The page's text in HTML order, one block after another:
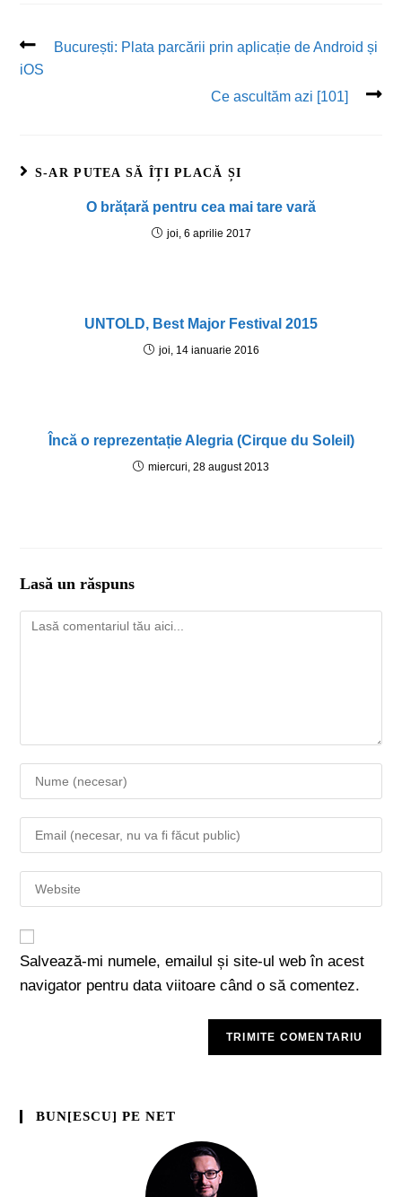
București: Plata parcării prin aplicație de Android și
iOS
Ce ascultăm azi [101]
S-AR PUTEA SĂ ÎȚI PLACĂ ȘI
O brățară pentru cea mai tare vară
joi, 6 aprilie 2017
UNTOLD, Best Major Festival 2015
joi, 14 ianuarie 2016
Încă o reprezentație Alegria (Cirque du Soleil)
miercuri, 28 august 2013
Lasă un răspuns
Salvează-mi numele, emailul și site-ul web în acest
navigator pentru data viitoare când o să comentez.
BUN[ESCU] PE NET